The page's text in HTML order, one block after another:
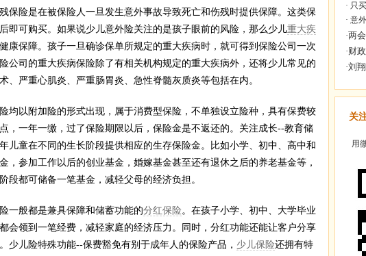
险是在被保险人一旦发生意外事故导致死亡和伤残时提供保障。这类保
即可购买。如果说少儿意外险关注的是孩子眼前的风险，那么少儿重大疾
康保障。孩子一旦确诊保单所规定的重大疾病时，就可得到保险公司一次
公司的重大疾病保险除了有相关机构规定的重大疾病外，还将少儿常见的
、严重心肌炎、严重肠胃炎、急性脊髓灰质炎等包括在内。
以附加险的形式出现，属于消费型保险，不单独设立险种，具有保费较
，一年一缴，过了保险期限以后，保险金是不返还的。关注成长--教育储
儿童在不同的生长阶段提供相应的生存保险金。比如小学、初中、高中和
，参加工作以后的创业基金，婚嫁基金甚至还有退休之后的养老基金等，
段都可储备一笔基金，减轻父母的经济负担。
般都是兼具保障和储蓄功能的分红保险。在孩子小学、初中、大学毕业
会领到一笔经费，减轻家庭的经济压力。同时，分红功能还能让客户分享
少儿险特殊功能--保费豁免有别于成年人的保险产品， 少儿保险还拥有特
· 只
· 意
关
用